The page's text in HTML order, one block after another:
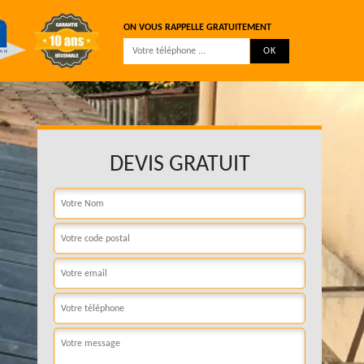
ON VOUS RAPPELLE GRATUITEMENT
DEVIS GRATUIT